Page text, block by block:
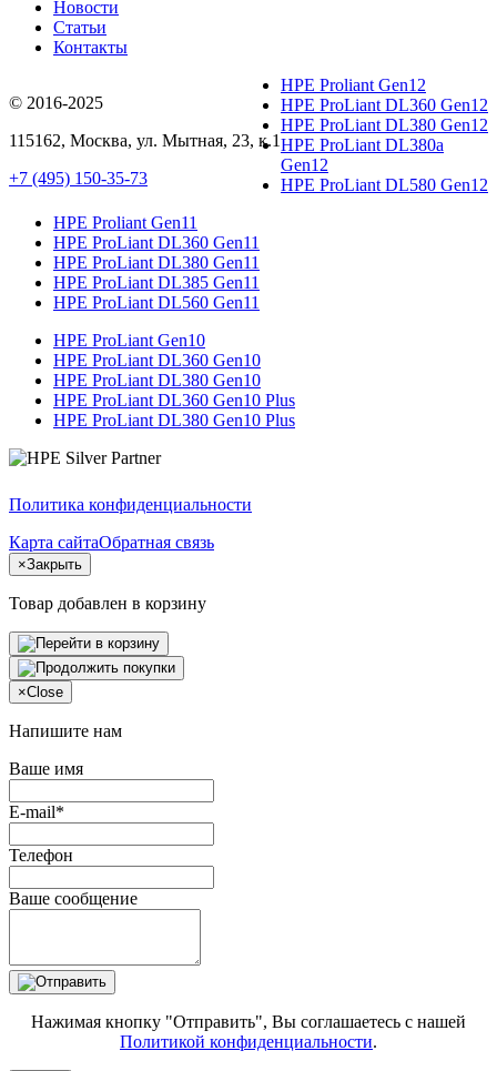
Новости
Статьи
Контакты
© 2016-2025
115162, Москва, ул. Мытная, 23, к.1
+7 (495) 150-35-73
HPE Proliant Gen12
HPE ProLiant DL360 Gen12
HPE ProLiant DL380 Gen12
HPE ProLiant DL380a
Gen12
HPE ProLiant DL580 Gen12
HPE Proliant Gen11
HPE ProLiant DL360 Gen11
HPE ProLiant DL380 Gen11
HPE ProLiant DL385 Gen11
HPE ProLiant DL560 Gen11
HPE ProLiant Gen10
HPE ProLiant DL360 Gen10
HPE ProLiant DL380 Gen10
HPE ProLiant DL360 Gen10 Plus
HPE ProLiant DL380 Gen10 Plus
Политика конфиденциальности
Карта сайтаОбратная связь
×Закрыть
Товар добавлен в корзину
×Close
Напишите нам
Ваше имя
E-mail*
Телефон
Ваше сообщение
Нажимая кнопку "Отправить", Вы соглашаетесь с нашей
Политикой конфиденциальности.